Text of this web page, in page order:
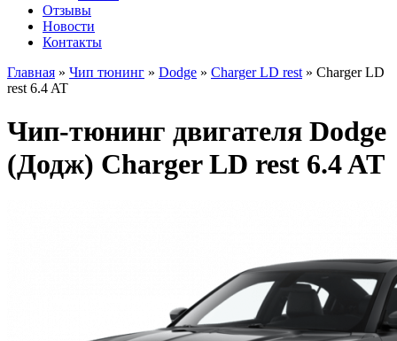
Отзывы
Новости
Контакты
Главная » Чип тюнинг » Dodge » Charger LD rest » Charger LD
rest 6.4 AT
Чип-тюнинг двигателя Dodge
(Додж) Charger LD rest 6.4 AT